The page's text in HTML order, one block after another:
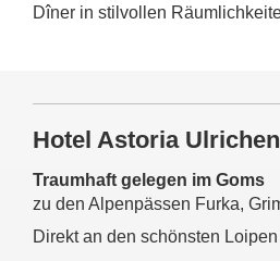
Dîner in stilvollen
Hotel Astoria Ulrichen
Traumhaft gelegen im Goms
zu den Alpenpässen Furka,
Direkt an den schönsten